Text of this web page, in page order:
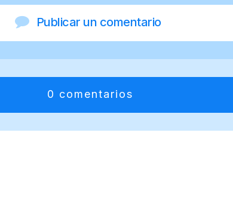
Publicar un comentario
0 comentarios